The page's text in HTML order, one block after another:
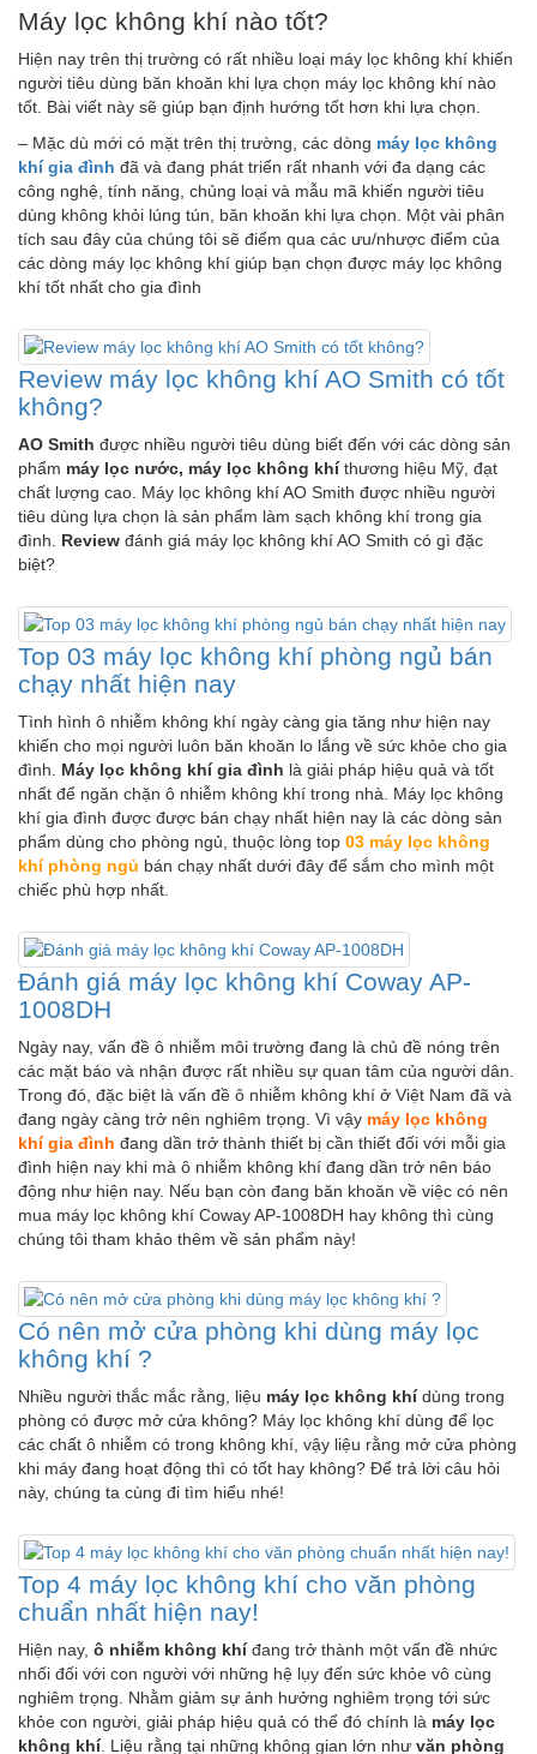
Máy lọc không khí nào tốt?
Hiện nay trên thị trường có rất nhiều loại máy lọc không khí khiến
người tiêu dùng băn khoăn khi lựa chọn máy lọc không khí nào
tốt. Bài viết này sẽ giúp bạn định hướng tốt hơn khi lựa chọn.
– Mặc dù mới có mặt trên thị trường, các dòng máy lọc không
khí gia đình đã và đang phát triển rất nhanh với đa dạng các
công nghệ, tính năng, chủng loại và mẫu mã khiến người tiêu
dùng không khỏi lúng tún, băn khoăn khi lựa chọn. Một vài phân
tích sau đây của chúng tôi sẽ điểm qua các ưu/nhược điểm của
các dòng máy lọc không khí giúp bạn chọn được máy lọc không
khí tốt nhất cho gia đình
Review máy lọc không khí AO Smith có tốt
không?
AO Smith được nhiều người tiêu dùng biết đến với các dòng sản
phẩm máy lọc nước, máy lọc không khíthương hiệu Mỹ, đạt
chất lượng cao. Máy lọc không khí AO Smith được nhiều người
tiêu dùng lựa chọn là sản phẩm làm sạch không khí trong gia
đình. Review đánh giá máy lọc không khí AO Smith có gì đặc
biệt?
Top 03 máy lọc không khí phòng ngủ bán
chạy nhất hiện nay
Tình hình ô nhiễm không khí ngày càng gia tăng như hiện nay
khiến cho mọi người luôn băn khoăn lo lắng về sức khỏe cho gia
đình. Máy lọc không khí gia đình là giải pháp hiệu quả và tốt
nhất để ngăn chặn ô nhiễm không khí trong nhà. Máy lọc không
khí gia đình được được bán chạy nhất hiện nay là các dòng sản
phẩm dùng cho phòng ngủ, thuộc lòng top 03 máy lọc không
khí phòng ngủ bán chạy nhất dưới đây để sắm cho mình một
chiếc phù hợp nhất.
Đánh giá máy lọc không khí Coway AP-
1008DH
Ngày nay, vấn đề ô nhiễm môi trường đang là chủ đề nóng trên
các mặt báo và nhận được rất nhiều sự quan tâm của người dân.
Trong đó, đặc biệt là vấn đề ô nhiễm không khí ở Việt Nam đã và
đang ngày càng trở nên nghiêm trọng. Vì vậy máy lọc không
khí gia đình đang dần trở thành thiết bị cần thiết đối với mỗi gia
đình hiện nay khi mà ô nhiễm không khí đang dần trở nên báo
động như hiện nay. Nếu bạn còn đang băn khoăn về việc có nên
mua máy lọc không khí Coway AP-1008DH hay không thì cùng
chúng tôi tham khảo thêm về sản phẩm này!
Có nên mở cửa phòng khi dùng máy lọc
không khí ?
Nhiều người thắc mắc rằng, liệu máy lọc không khídùng trong
phòng có được mở cửa không? Máy lọc không khí dùng để lọc
các chất ô nhiễm có trong không khí, vậy liệu rằng mở cửa phòng
khi máy đang hoạt động thì có tốt hay không? Để trả lời câu hỏi
này, chúng ta cùng đi tìm hiểu nhé!
Top 4 máy lọc không khí cho văn phòng
chuẩn nhất hiện nay!
Hiện nay, ô nhiễm không khíđang trở thành một vấn đề nhức
nhối đối với con người với những hệ lụy đến sức khỏe vô cùng
nghiêm trọng. Nhằm giảm sự ảnh hưởng nghiêm trọng tới sức
khỏe con người, giải pháp hiệu quả có thể đó chính là máy lọc
không khí. Liệu rằng tại những không gian lớn như văn phòng